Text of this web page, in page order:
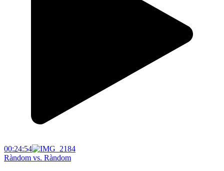
00:24:54
Ràndom vs. Ràndom